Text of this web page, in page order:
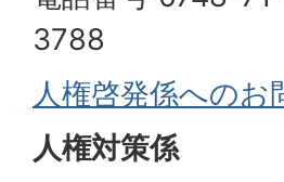
3788
人権啓発係へのお
人権対策係